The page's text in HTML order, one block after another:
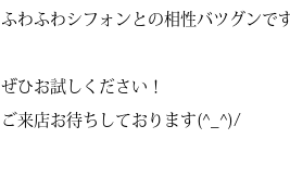
ふわふわシフォンとの相性バツグンで
ぜひお試しください！
ご来店お待ちしております(^_^)/